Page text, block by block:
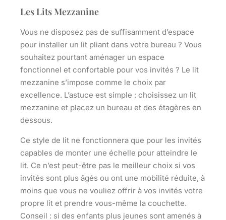
Les Lits Mezzanine
Vous ne disposez pas de suffisamment d’espace
pour installer un lit pliant dans votre bureau ? Vous
souhaitez pourtant aménager un espace
fonctionnel et confortable pour vos invités ? Le lit
mezzanine s’impose comme le choix par
excellence. L’astuce est simple : choisissez un lit
mezzanine et placez un bureau et des étagères en
dessous.
Ce style de lit ne fonctionnera que pour les invités
capables de monter une échelle pour atteindre le
lit. Ce n’est peut-être pas le meilleur choix si vos
invités sont plus âgés ou ont une mobilité réduite, à
moins que vous ne vouliez offrir à vos invités votre
propre lit et prendre vous-même la couchette.
Conseil : si des enfants plus jeunes sont amenés à